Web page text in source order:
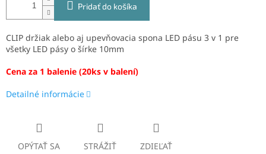
Pridať do košíka
CLIP držiak alebo aj upevňovacia spona LED pásu 3 v 1 pre
všetky LED pásy o šírke 10mm
Cena za 1 balenie (20ks v balení)
Detailné informácie
OPÝTAŤ SA STRÁŽIŤ ZDIEĽAŤ